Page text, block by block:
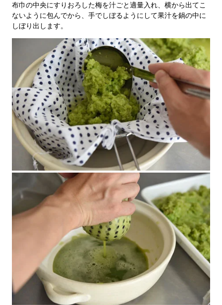
布巾の中央にすりおろした梅を汁ごと適量入れ、横から出てこ
ないように包んでから、手でしぼるようにして果汁を鍋の中に
しぼり出します。